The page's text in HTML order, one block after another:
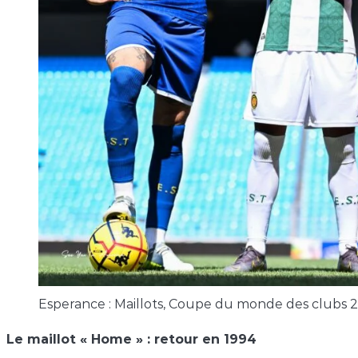
Esperance : Maillots, Coupe du monde des clubs
Le maillot « Home » : retour en 1994